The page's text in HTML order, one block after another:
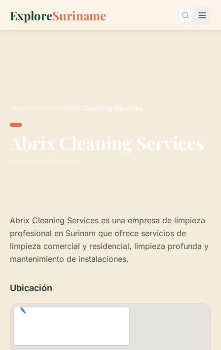
ExploreSuriname Buscar…
Hogar Servicios Abrix Cleaning Services
Abrix Cleaning Services
Paramaribo, Suriname
Abrix Cleaning Services es una empresa de limpieza
profesional en Surinam que ofrece servicios de
limpieza comercial y residencial, limpieza profunda y
mantenimiento de instalaciones.
Ubicación